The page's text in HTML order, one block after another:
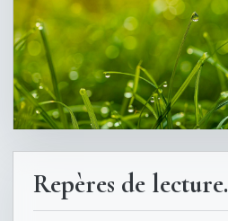
Repères de lecture.